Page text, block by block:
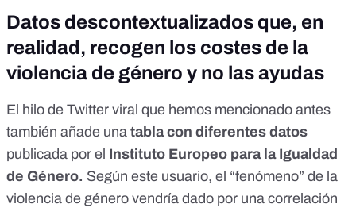
Datos descontextualizados que, en
realidad, recogen los costes de la
violencia de género y no las ayudas
El hilo de Twitter viral que hemos mencionado antes
también añade una tabla con diferentes datos
publicada por el Instituto Europeo para la Igualdad
de Género. Según este usuario, el “fenómeno” de la
violencia de género vendría dado por una correlación